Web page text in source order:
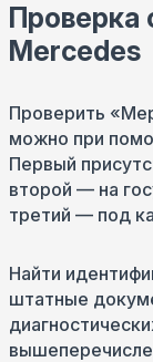
Проверка
Mercedes
Проверить
можно при
Первый
второй — на
третий — под
Найти
штатные